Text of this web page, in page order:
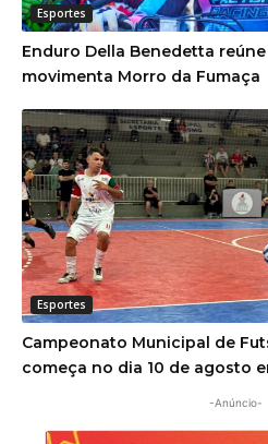
Esportes
Enduro Della Benedetta
movimenta Morro da Fumaça
Esportes
Campeonato Municipal de
começa no dia 10 de agosto
-Anúncio-